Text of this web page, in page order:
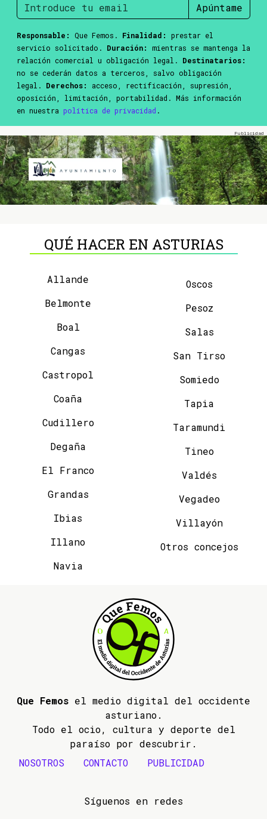
Apúntame
Responsable: Que Femos. Finalidad:
prestar el
servicio solicitado. Duración:
mientras se mantenga la
relación comercial u obligación legal. Destinatarios:
no se cederán datos a terceros, salvo obligación
legal. Derechos:
acceso, rectificación, supresión,
oposición, limitación, portabilidad. Más información
en nuestra política de privacidad .
QUÉ HACER EN ASTURIAS
Allande
Belmonte
Boal
Cangas
Castropol
Coaña
Cudillero
Degaña
El Franco
Grandas
Ibias
Illano
Navia
Oscos
Pesoz
Salas
San Tirso
Somiedo
Tapia
Taramundi
Tineo
Valdés
Vegadeo
Villayón
Otros concejos
Que Femos el medio digital del occidente
asturiano.
Todo el ocio, cultura y deporte del
paraíso por descubrir.
NOSOTROS
CONTACTO PUBLICIDAD
Síguenos en redes